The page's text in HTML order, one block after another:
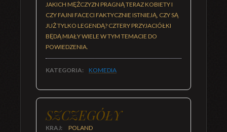
JAKICH MĘŻCZYZN PRAGNĄ TERAZ KOBIETY I
CZY FAJNI FACECI FAKTYCZNIE ISTNIEJĄ, CZY SĄ
JUŻ TYLKO LEGENDĄ? CZTERY PRZYJACIÓŁKI
BĘDĄ MIAŁY WIELE W TYM TEMACIE DO
POWIEDZENIA.
KATEGORIA: KOMEDIA
SZCZEGÓŁY
KRAJ: POLAND